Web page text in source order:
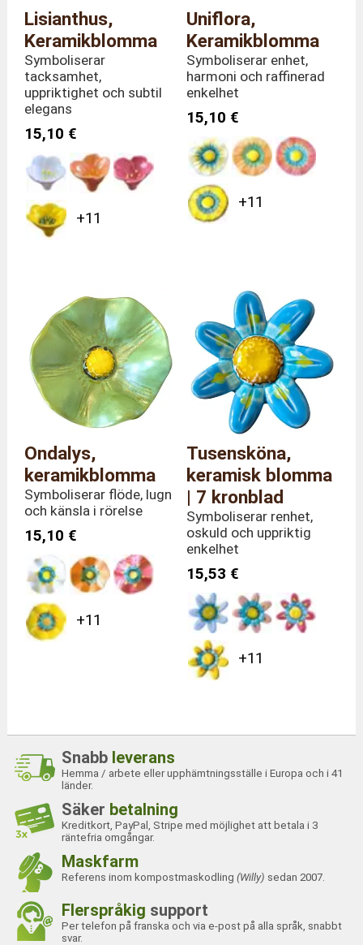
Tillverkningsland
Portugal
Lisianthus,
Keramikblomma
Symboliserar
tacksamhet,
uppriktighet och subtil
elegans
15,10 €
+11
Uniflora,
Keramikblomma
Symboliserar enhet,
harmoni och raffinerad
enkelhet
15,10 €
+11
Ondalys,
keramikblomma
Symboliserar flöde, lugn
och känsla i rörelse
15,10 €
+11
Tusensköna,
keramisk blomma
| 7 kronblad
Symboliserar renhet,
oskuld och uppriktig
enkelhet
15,53 €
+11
Snabb leverans
Hemma / arbete eller upphämtningsställe i Europa och i 41
länder.
Säker betalning
Kreditkort, PayPal, Stripe med möjlighet att betala i 3
räntefria omgångar.
Maskfarm
Referens inom kompostmaskodling(Willy) sedan 2007.
Flerspråkig support
Per telefon på franska och via e-post på alla språk, snabbt
svar.